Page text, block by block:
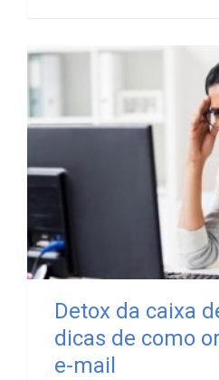
Detox da caixa
dicas de como
e-mail